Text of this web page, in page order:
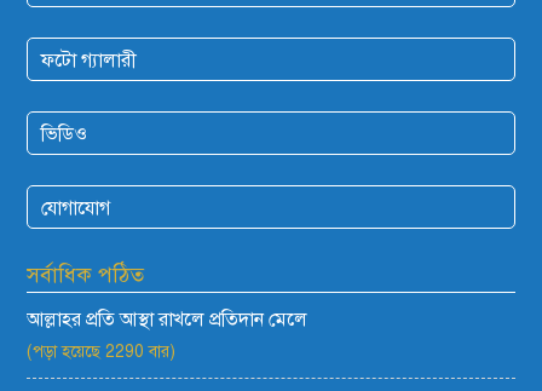
ফটো গ্যালারী
ভিডিও
যোগাযোগ
সর্বাধিক পঠিত
আল্লাহর প্রতি আস্থা রাখলে প্রতিদান মেলে
(পড়া হয়েছে 2290 বার)